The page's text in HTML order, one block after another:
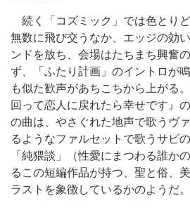
続く「コズミック」では色とり
無数に飛び交うなか、エッジの効
ンドを放ち、会場はたちまち興奮
ず、「ふたり計画」のイントロが
も似た歓声があちこちから上がる
回って恋人に戻れたら幸せです』
の曲は、やさぐれた地声で歌うヴ
るようなファルセットで歌うサビ
「純猥談」（性愛にまつわる誰か
るこの短編作品が持つ、聖と俗、
ラストを象徴しているかのようだ。